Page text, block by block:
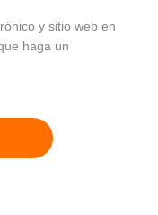
y sitio web en
haga un